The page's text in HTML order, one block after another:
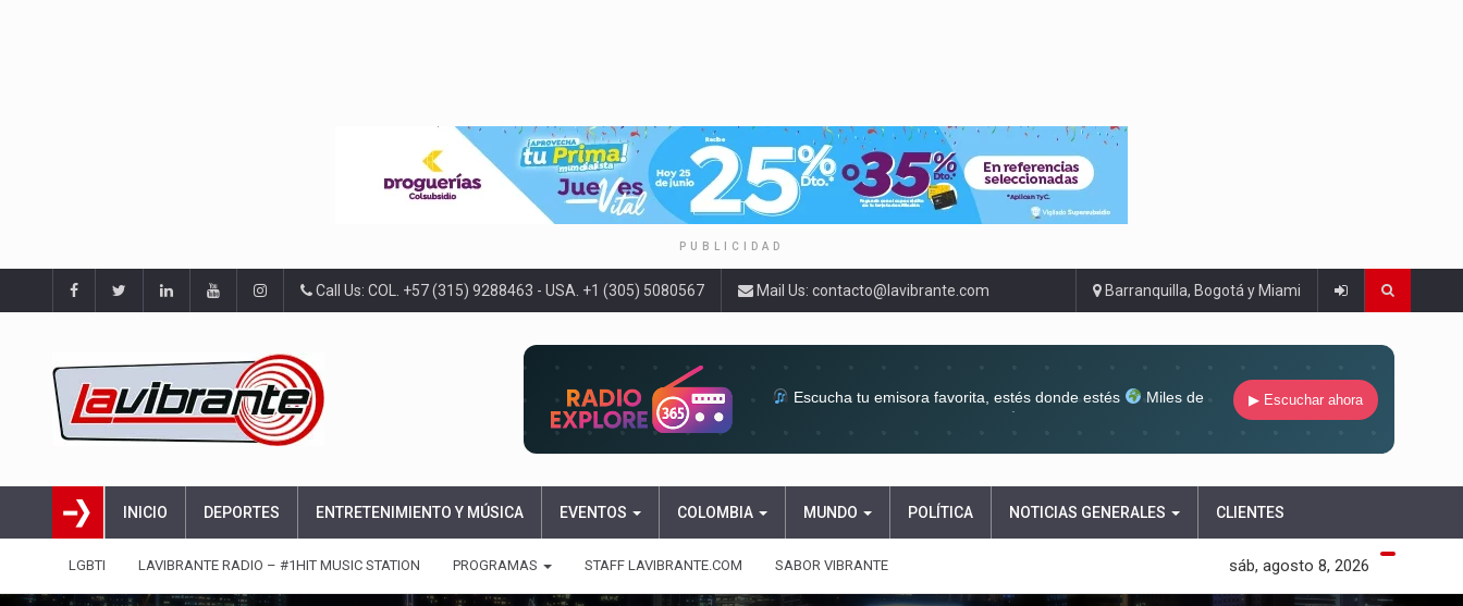
PUBLICIDAD
Call Us: COL. +57 (315) 9288463 - USA. +1 (305) 5080567 Mail Us: contacto@lavibrante.com Barranquilla, Bogotá y Miami
Escucha tu emisora favorita, estés donde estés
Miles de
▶ Escuchar ahora
INICIO DEPORTES ENTRETENIMIENTO Y MÚSICA EVENTOS COLOMBIA MUNDO POLÍTICA NOTICIAS GENERALES CLIENTES
LGBTI LAVIBRANTE RADIO – #1HIT MUSIC STATION PROGRAMAS STAFF LAVIBRANTE.COM SABOR VIBRANTE sáb, agosto 8, 2026